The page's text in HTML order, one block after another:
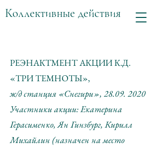
Коллективные действия
РЕЭНАКТМЕНТ АКЦИИ К.Д.
«ТРИ ТЕМНОТЫ»,
ж/д станция «Снегири», 28.09. 2020
Участники акции: Екатерина
Герасименко, Ян Гинзбург, Кирилл
Михайлин (назначен на место